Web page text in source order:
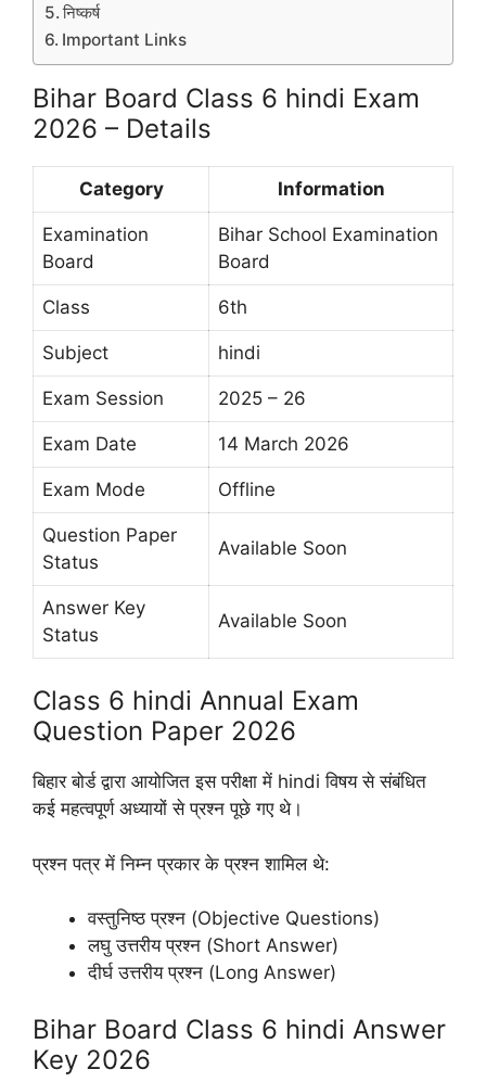
निष्कर्ष
Important Links
Bihar Board Class 6 hindi Exam
2026 – Details
Category Information
Examination
Board
Bihar School Examination
Board
Class 6th
Subject hindi
Exam Session 2025 – 26
Exam Date 14 March 2026
Exam Mode Offline
Question Paper
Status
Available Soon
Answer Key
Status
Available Soon
Class 6 hindi Annual Exam
Question Paper 2026
बिहार बोर्ड द्वारा आयोजित इस परीक्षा में hindi विषय से संबंधित
कई महत्वपूर्ण अध्यायों से प्रश्न पूछे गए थे।
प्रश्न पत्र में निम्न प्रकार के प्रश्न शामिल थे:
वस्तुनिष्ठ प्रश्न (Objective Questions)
लघु उत्तरीय प्रश्न (Short Answer)
दीर्घ उत्तरीय प्रश्न (Long Answer)
Bihar Board Class 6 hindi Answer
Key 2026